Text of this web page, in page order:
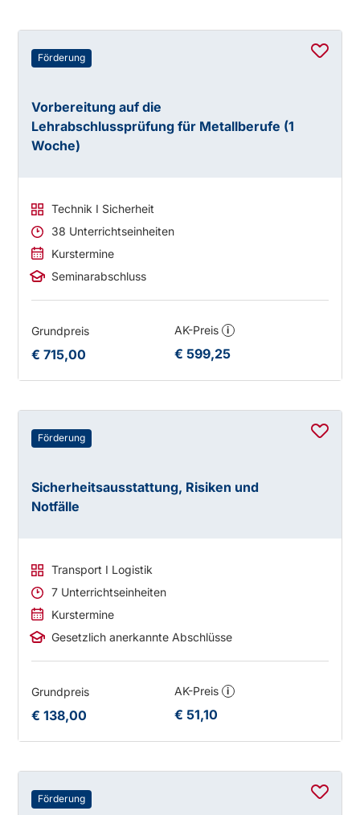
Förderung
Vorbereitung auf die
Lehrabschlussprüfung für Metallberufe (1
Woche)
Technik I Sicherheit
38 Unterrichtseinheiten
Kurstermine
Seminarabschluss
Grundpreis
€ 715,00
AK-Preis i
€ 599,25
Förderung
Sicherheitsausstattung, Risiken und
Notfälle
Transport I Logistik
7 Unterrichtseinheiten
Kurstermine
Gesetzlich anerkannte Abschlüsse
Grundpreis
€ 138,00
AK-Preis i
€ 51,10
Förderung